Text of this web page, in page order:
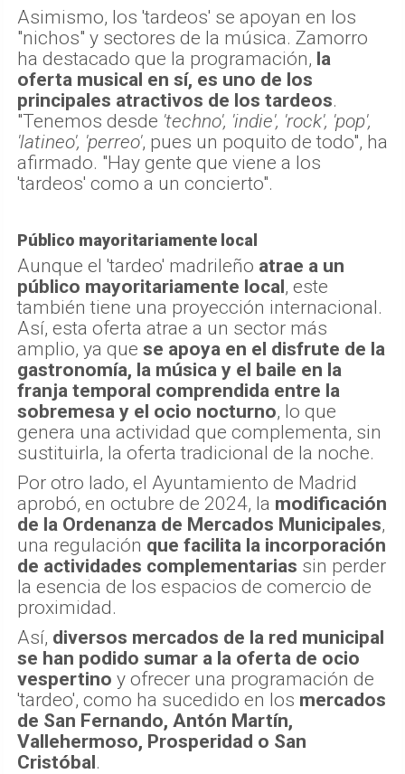
Asimismo, los 'tardeos' se apoyan en los
"nichos" y sectores de la música. Zamorro
ha destacado que la programación, la
oferta musical en sí, es uno de los
principales atractivos de los tardeos.
"Tenemos desde 'techno', 'indie', 'rock', 'pop',
'latineo', 'perreo', pues un poquito de todo", ha
afirmado. "Hay gente que viene a los
'tardeos' como a un concierto".
Público mayoritariamente local
Aunque el 'tardeo' madrileño atrae a un
público mayoritariamente local, este
también tiene una proyección internacional.
Así, esta oferta atrae a un sector más
amplio, ya que se apoya en el disfrute de la
gastronomía, la música y el baile en la
franja temporal comprendida entre la
sobremesa y el ocio nocturno, lo que
genera una actividad que complementa, sin
sustituirla, la oferta tradicional de la noche.
Por otro lado, el Ayuntamiento de Madrid
aprobó, en octubre de 2024, la modificación
de la Ordenanza de Mercados Municipales,
una regulación que facilita la incorporación
de actividades complementarias sin perder
la esencia de los espacios de comercio de
proximidad.
Así, diversos mercados de la red municipal
se han podido sumar a la oferta de ocio
vespertino y ofrecer una programación de
'tardeo', como ha sucedido en los mercados
de San Fernando, Antón Martín,
Vallehermoso, Prosperidad o San
Cristóbal.